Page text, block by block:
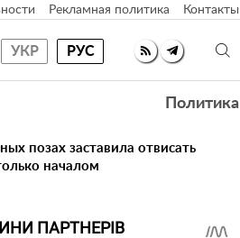
Рекламная политика Контакты
УКР РУС
Политика
позах заставила отвисать
началом
ПАРТНЕРІВ